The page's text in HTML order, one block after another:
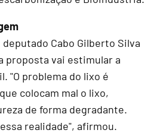
Cabo Gilberto Silva
proposta vai estimular a
"O problema do lixo é
colocam mal o lixo,
de forma degradante.
realidade", afirmou.